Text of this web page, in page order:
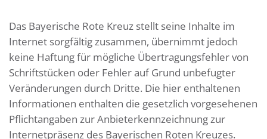
Das Bayerische Rote Kreuz stellt seine Inhalte im
Internet sorgfältig zusammen, übernimmt jedoch
keine Haftung für mögliche Übertragungsfehler von
Schriftstücken oder Fehler auf Grund unbefugter
Veränderungen durch Dritte. Die hier enthaltenen
Informationen enthalten die gesetzlich vorgesehenen
Pflichtangaben zur Anbieterkennzeichnung zur
Internetpräsenz des Bayerischen Roten Kreuzes.